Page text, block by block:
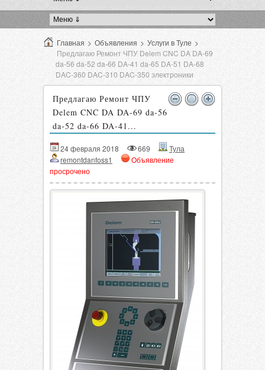
Главная > Объявления > Услуги в Туле >
Предлагаю Ремонт ЧПУ Delem CNC DA DA-69
da-56 da-52 da-66 DA-41 da-65 DA-51 DA-68
DAC-360 DAC-310 DAC-350 электроники
Предлагаю Ремонт ЧПУ
Delem CNC DA DA-69 da-56
da-52 da-66 DA-41...
24 февраля 2018 669
Тула
remontdanfoss1
Объявление
просрочено